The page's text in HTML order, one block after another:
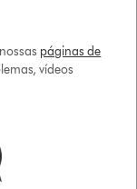
páginas de
vídeos